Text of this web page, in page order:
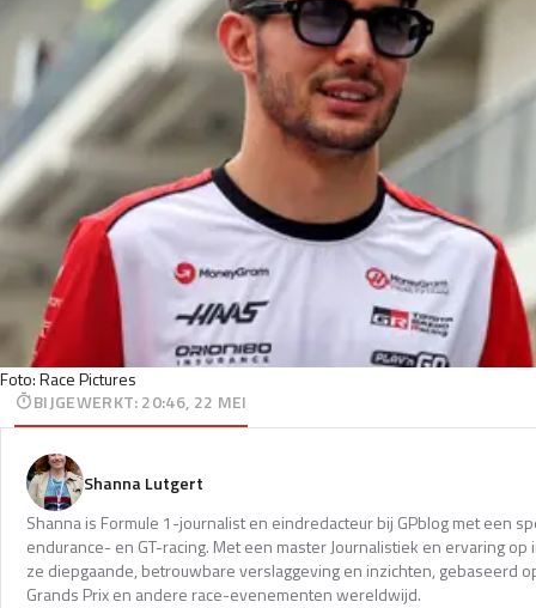
Foto: Race Pictures
BIJGEWERKT:20:46, 22 MEI
Shanna Lutgert
Shanna is Formule 1-journalist en eindredacteur bij GPblog met een
endurance- en GT-racing. Met een master Journalistiek en ervaring
ze diepgaande, betrouwbare verslaggeving en inzichten, gebaseerd
Grands Prix en andere race-evenementen wereldwijd.